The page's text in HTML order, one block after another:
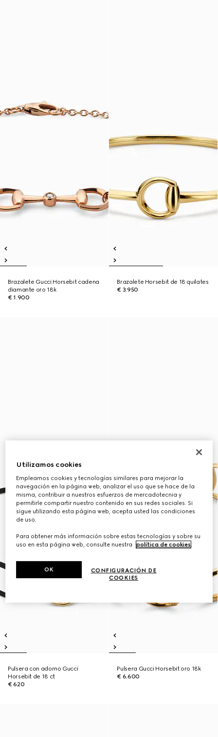
Brazalete Gucci Horsebit cadena
diamante oro 18k
€ 1.900
Brazalete Horsebit de 18 quilates
€ 3.950
Pulsera con adorno Gucci
Horsebit de 18 ct
€ 620
Pulsera Gucci Horsebit oro 18k
€ 6.600
Utilizamos cookies
Empleamos cookies y tecnologías similares para mejorar la
navegación en la página web, analizar el uso que se hace de la
misma, contribuir a nuestros esfuerzos de mercadotecnia y
permitirle compartir nuestro contenido en sus redes sociales. Si
sigue utilizando esta página web, acepta usted las condiciones
de uso.
Para obtener más información sobre estas tecnologías y sobre su
uso en esta página web, consulte nuestra
política de cookies.
CONFIGURACIÓN DE
COOKIES
OK